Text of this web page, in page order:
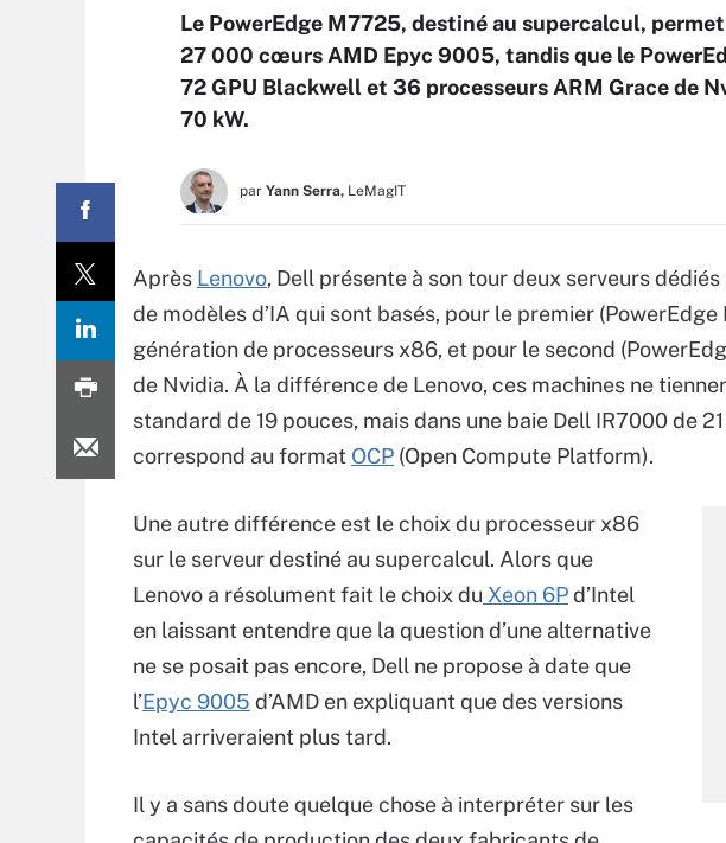
Le PowerEdge M7725, destiné au supercalcul,
27 000 cœurs AMD Epyc 9005, tandis que le
72 GPU Blackwell et 36 processeurs ARM Grace de
70 kW.
par Yann Serra, LeMagIT
Après Lenovo, Dell présente à son tour deux serveurs
de modèles d’IA qui sont basés, pour le premier
génération de processeurs x86, et pour le second
de Nvidia. À la différence de Lenovo, ces machines ne
standard de 19 pouces, mais dans une baie Dell IR7000 de
correspond au format OCP (Open Compute Platform).
Une autre différence est le choix du processeur x86
sur le serveur destiné au supercalcul. Alors que
Lenovo a résolument fait le choix du Xeon 6Pd’Intel
en laissant entendre que la question d’une alternative
ne se posait pas encore, Dell ne propose à date que
l’Epyc 9005 d’AMD en expliquant que des versions
Intel arriveraient plus tard.
Il y a sans doute quelque chose à interpréter sur les